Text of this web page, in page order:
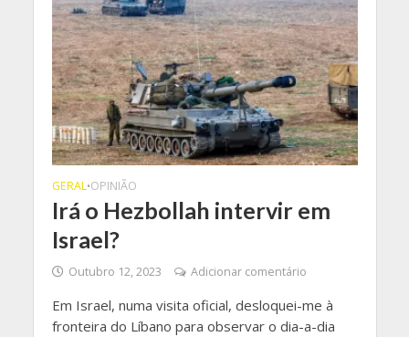
GERAL•OPINIÃO
Irá o Hezbollah intervir em
Israel?
Outubro 12, 2023 Adicionar comentário
Em Israel, numa visita oficial, desloquei-me à
fronteira do Líbano para observar o dia-a-dia